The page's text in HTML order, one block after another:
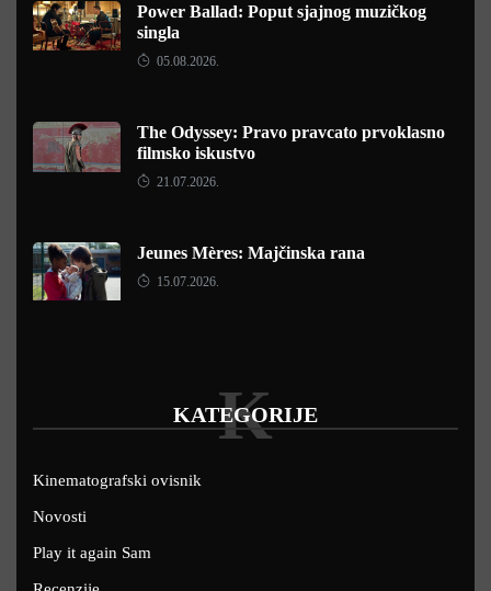
Power Ballad: Poput sjajnog muzičkog
singla
05.08.2026.
The Odyssey: Pravo pravcato prvoklasno
filmsko iskustvo
21.07.2026.
Jeunes Mères: Majčinska rana
15.07.2026.
KATEGORIJE
K
Kinematografski ovisnik
Novosti
Play it again Sam